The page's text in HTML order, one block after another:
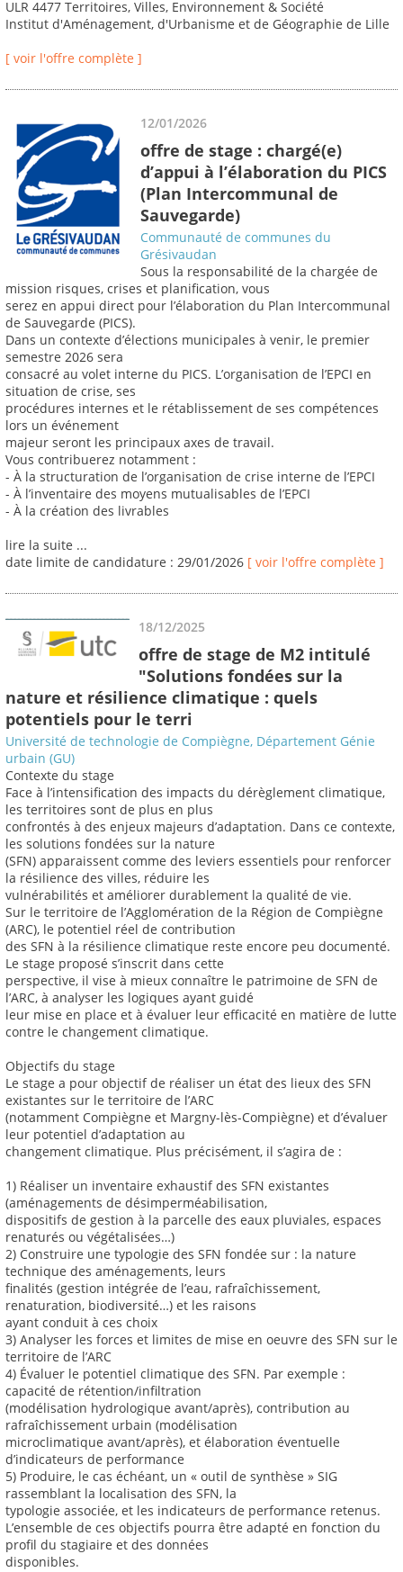
ULR 4477 Territoires, Villes, Environnement & Société
Institut d'Aménagement, d'Urbanisme et de Géographie de Lille
[ voir l'offre complète ]
12/01/2026
offre de stage : chargé(e)
d’appui à l’élaboration du PICS
(Plan Intercommunal de
Sauvegarde)
Communauté de communes du
Grésivaudan
Sous la responsabilité de la chargée de
mission risques, crises et planification, vous
serez en appui direct pour l’élaboration du Plan Intercommunal
de Sauvegarde (PICS).
Dans un contexte d’élections municipales à venir, le premier
semestre 2026 sera
consacré au volet interne du PICS. L’organisation de l’EPCI en
situation de crise, ses
procédures internes et le rétablissement de ses compétences
lors un événement
majeur seront les principaux axes de travail.
Vous contribuerez notamment :
- À la structuration de l’organisation de crise interne de l’EPCI
- À l’inventaire des moyens mutualisables de l’EPCI
- À la création des livrables
lire la suite ...
date limite de candidature : 29/01/2026 [ voir l'offre complète ]
18/12/2025
offre de stage de M2 intitulé
"Solutions fondées sur la
nature et résilience climatique : quels
potentiels pour le terri
Université de technologie de Compiègne, Département Génie
urbain (GU)
Contexte du stage
Face à l’intensification des impacts du dérèglement climatique,
les territoires sont de plus en plus
confrontés à des enjeux majeurs d’adaptation. Dans ce contexte,
les solutions fondées sur la nature
(SFN) apparaissent comme des leviers essentiels pour renforcer
la résilience des villes, réduire les
vulnérabilités et améliorer durablement la qualité de vie.
Sur le territoire de l’Agglomération de la Région de Compiègne
(ARC), le potentiel réel de contribution
des SFN à la résilience climatique reste encore peu documenté.
Le stage proposé s’inscrit dans cette
perspective, il vise à mieux connaître le patrimoine de SFN de
l’ARC, à analyser les logiques ayant guidé
leur mise en place et à évaluer leur efficacité en matière de lutte
contre le changement climatique.
Objectifs du stage
Le stage a pour objectif de réaliser un état des lieux des SFN
existantes sur le territoire de l’ARC
(notamment Compiègne et Margny-lès-Compiègne) et d’évaluer
leur potentiel d’adaptation au
changement climatique. Plus précisément, il s’agira de :
1) Réaliser un inventaire exhaustif des SFN existantes
(aménagements de désimperméabilisation,
dispositifs de gestion à la parcelle des eaux pluviales, espaces
renaturés ou végétalisées…)
2) Construire une typologie des SFN fondée sur : la nature
technique des aménagements, leurs
finalités (gestion intégrée de l’eau, rafraîchissement,
renaturation, biodiversité…) et les raisons
ayant conduit à ces choix
3) Analyser les forces et limites de mise en oeuvre des SFN sur le
territoire de l’ARC
4) Évaluer le potentiel climatique des SFN. Par exemple :
capacité de rétention/infiltration
(modélisation hydrologique avant/après), contribution au
rafraîchissement urbain (modélisation
microclimatique avant/après), et élaboration éventuelle
d’indicateurs de performance
5) Produire, le cas échéant, un « outil de synthèse » SIG
rassemblant la localisation des SFN, la
typologie associée, et les indicateurs de performance retenus.
L’ensemble de ces objectifs pourra être adapté en fonction du
profil du stagiaire et des données
disponibles.